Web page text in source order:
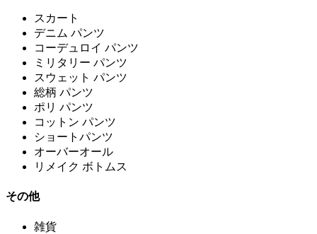
スカート
デニム パンツ
コーデュロイ パンツ
ミリタリー パンツ
スウェット パンツ
総柄 パンツ
ポリ パンツ
コットン パンツ
ショートパンツ
オーバーオール
リメイク ボトムス
その他
雑貨